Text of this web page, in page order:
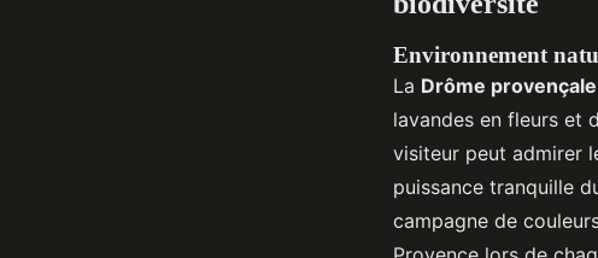
Environnement
La Drôme provençale
lavandes en fleurs et
visiteur peut admirer
puissance tranquille
campagne de